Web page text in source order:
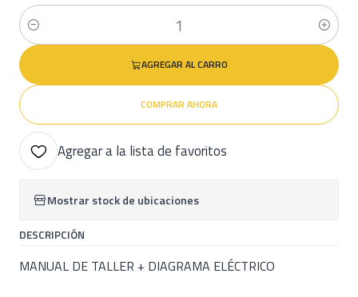
Cantidad
AGREGAR AL CARRO
COMPRAR AHORA
Agregar a la lista de favoritos
Mostrar stock de ubicaciones
DESCRIPCIÓN
MANUAL DE TALLER + DIAGRAMA ELÉCTRICO